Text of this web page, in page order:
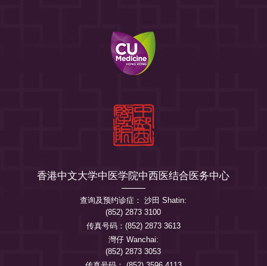
香港中文大学中医学院中西医结合医务中心
查询及预约诊症： 沙田 Shatin:
(852) 2873 3100
传真号码：(852) 2873 3613
灣仔 Wanchai:
(852) 2873 3053